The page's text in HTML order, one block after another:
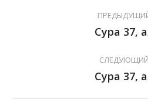
Сура 37,
Сура 37,